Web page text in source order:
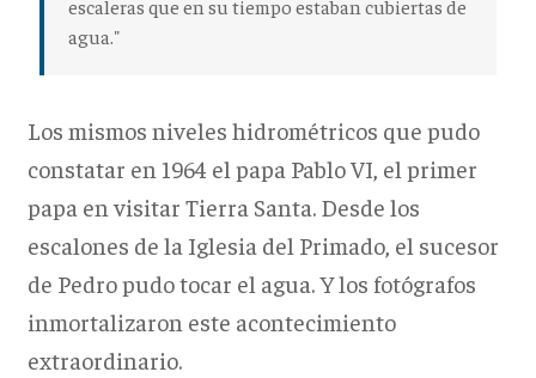
escaleras que en su tiempo estaban cubiertas de
agua."
Los mismos niveles hidrométricos que pudo
constatar en 1964 el papa Pablo VI, el primer
papa en visitar Tierra Santa. Desde los
escalones de la Iglesia del Primado, el sucesor
de Pedro pudo tocar el agua. Y los fotógrafos
inmortalizaron este acontecimiento
extraordinario.